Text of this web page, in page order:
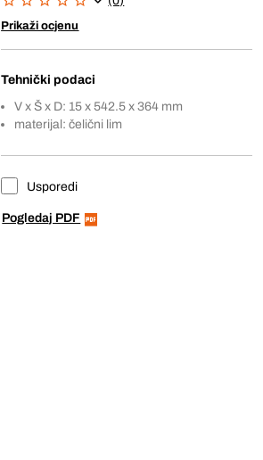
Prikaži ocjenu
Tehnički podaci
V x Š x D: 15 x 542.5 x 364 mm
materijal: čelični lim
Usporedi
Pogledaj PDF